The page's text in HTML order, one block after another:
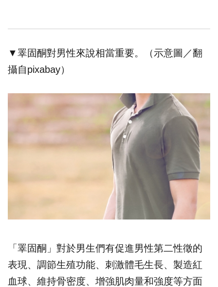
▼睪固酮對男性來說相當重要。（示意圖／翻
攝自pixabay）
「睪固酮」對於男生們有促進男性第二性徵的
表現、調節生殖功能、刺激體毛生長、製造紅
血球、維持骨密度、增強肌肉量和強度等方面